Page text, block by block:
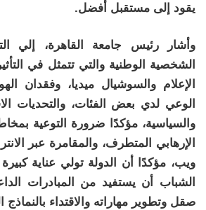
يقود إلى مستقبل أفضل.
وأشار رئيس جامعة القاهرة، إلي
الشخصية الوطنية والتي تتمثل في
الإعلام والسوشيال ميديا، وفقدان
الوعي لدي بعض الفئات، والتحديات
والسياسية، مؤكدًا ضرورة التوعية
الإرهابي المتطرف، والمقامرة عبر
ويب، مؤكدًا أن الدولة تولي عناية كبيرة
الشباب أن يستفيد من المبادرات
صقل وتطوير مهاراته والاقتداء بالنماذج